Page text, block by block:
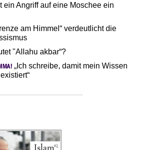
ein Angriff auf eine Moschee ein
am Himmel“ verdeutlicht die
"Allahu akbar“?
„Ich schreibe, damit mein Wissen